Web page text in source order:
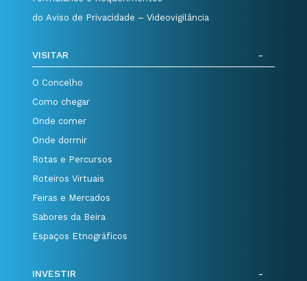
do Aviso de Privacidade – Videovigilância
VISITAR
O Concelho
Como chegar
Onde comer
Onde dormir
Rotas e Percursos
Roteiros Virtuais
Feiras e Mercados
Sabores da Beira
Espaços Etnográficos
INVESTIR